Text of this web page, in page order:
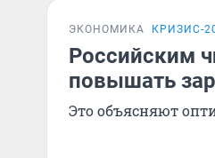
ЭКОНОМИКА КРИЗИС-
Российским
повышать
Это объясняют